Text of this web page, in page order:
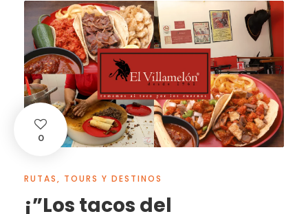
0
RUTAS, TOURS Y DESTINOS
¡”Los tacos del